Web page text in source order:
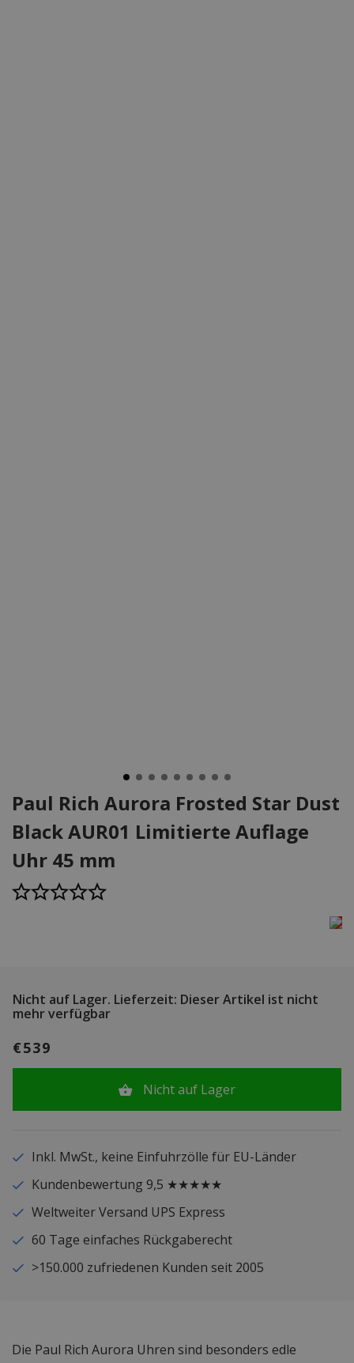
Paul Rich Aurora Frosted Star Dust
Black AUR01 Limitierte Auflage
Uhr 45 mm
Nicht auf Lager. Lieferzeit: Dieser Artikel ist nicht
mehr verfügbar
€539
Nicht auf Lager
Inkl. MwSt., keine Einfuhrzölle für EU-Länder
Kundenbewertung 9,5 ★★★★★
Weltweiter Versand UPS Express
60 Tage einfaches Rückgaberecht
>150.000 zufriedenen Kunden seit 2005
Die Paul Rich Aurora Uhren sind besonders edle